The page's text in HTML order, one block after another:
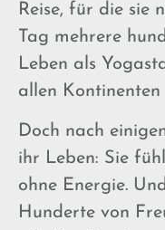
Reise, für die sie
Tag mehrere
Leben als
allen
Doch nach
ihr Leben: Sie
ohne Energie.
Hunderte von